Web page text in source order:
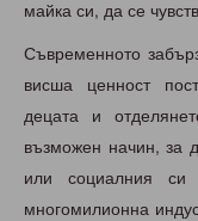
майка си, да се
Съвременното
висша ценност
децата и
възможен начин, за
или социалния си
многомилионна